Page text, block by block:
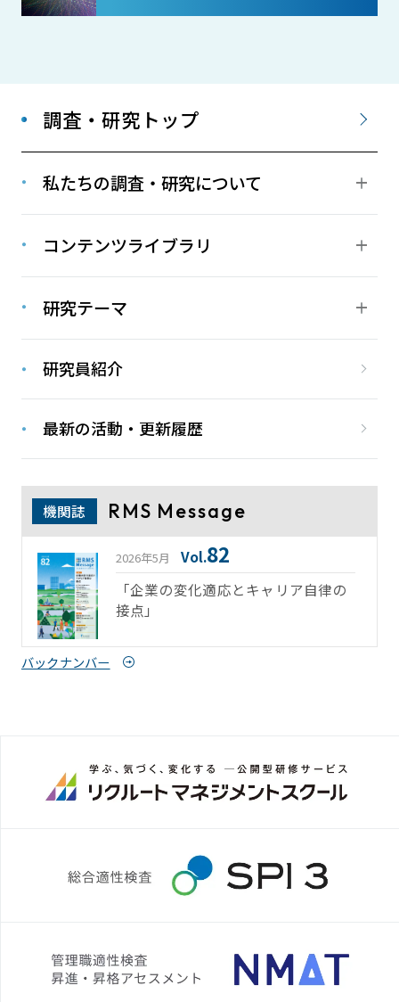
調査・研究トップ
私たちの調査・研究について
コンテンツライブラリ
研究テーマ
研究員紹介
最新の活動・更新履歴
機関誌 RMS Message
「企業の変化適応とキャリア自律の
接点」
2026年5月 Vol.82
バックナンバー